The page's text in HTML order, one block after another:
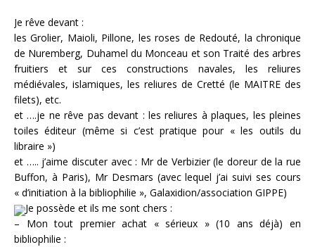
Je rêve devant :
les Grolier, Maioli, Pillone, les roses de Redouté, la chronique
de Nuremberg, Duhamel du Monceau et son Traité des arbres
fruitiers et sur ces constructions navales, les reliures
médiévales, islamiques, les reliures de Cretté (le MAITRE des
filets), etc.
et ….je ne rêve pas devant : les reliures à plaques, les pleines
toiles éditeur (même si c’est pratique pour « les outils du
libraire »)
et ….. j’aime discuter avec : Mr de Verbizier (le doreur de la rue
Buffon, à Paris), Mr Desmars (avec lequel j’ai suivi ses cours
« d’initiation à la bibliophilie », Galaxidion/association GIPPE)
Je possède et ils me sont chers :
– Mon tout premier achat « sérieux » (10 ans déjà) en
bibliophilie :